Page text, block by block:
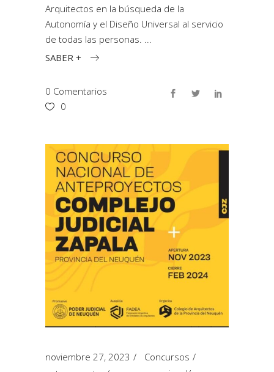
Arquitectos en la búsqueda de la
Autonomía y el Diseño Universal al servicio
de todas las personas.
SABER +
0 Comentarios
0
noviembre 27, 2023
Concursos